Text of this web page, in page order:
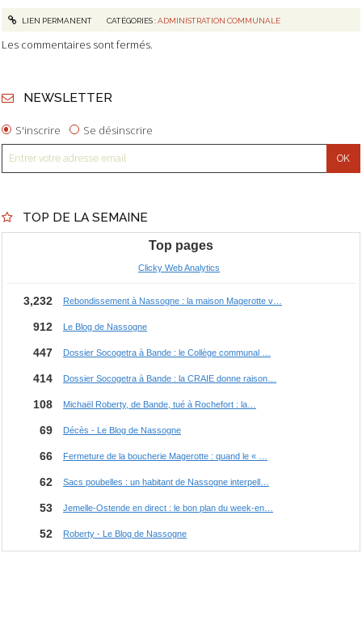
LIEN PERMANENT CATÉGORIES :ADMINISTRATION COMMUNALE
Les commentaires sont fermés.
NEWSLETTER
S'inscrire Se désinscrire
TOP DE LA SEMAINE